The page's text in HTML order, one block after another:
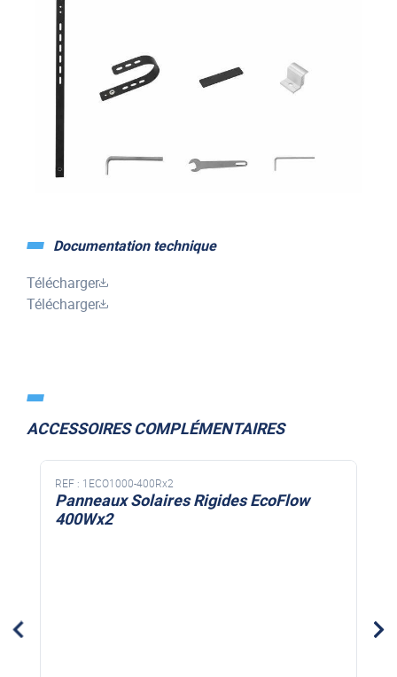
Documentation technique
Télécharger
Télécharger
ACCESSOIRES COMPLÉMENTAIRES
REF : 1ECO1000-400Rx2
Panneaux Solaires Rigides EcoFlow
400Wx2